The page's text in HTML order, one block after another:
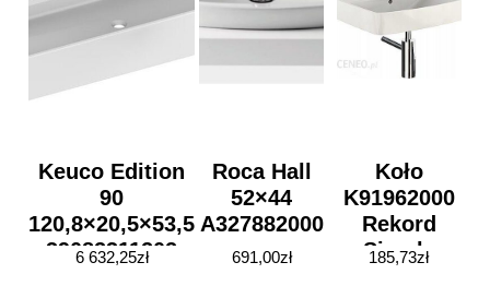
Keuco Edition
90
120,8×20,5×53,5
39082311202
6 632,25zł
Koło
K91962000
Rekord
Simple
185,73zł
Roca Hall
52×44
A327882000
691,00zł